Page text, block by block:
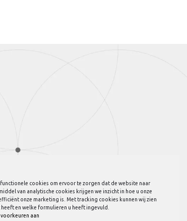
cookies om ervoor te zorgen dat de website naar
van analytische cookies krijgen we inzicht in hoe u onze
onze marketing is. Met tracking cookies kunnen wij zien
en welke formulieren u heeft ingevuld.
voorkeuren aan